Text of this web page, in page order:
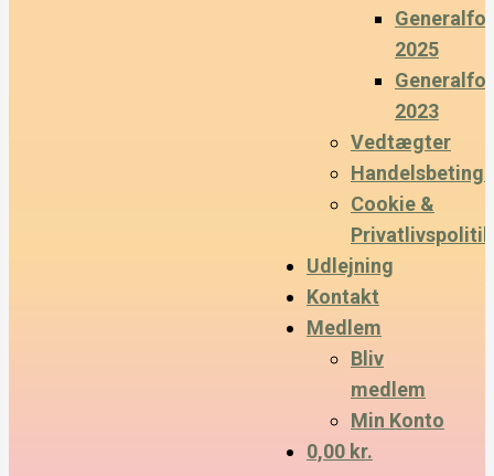
2025
2023
Vedtægter
Cookie &
Privatlivspolitik
Udlejning
Kontakt
Medlem
Bliv
medlem
Min Konto
0,00 kr.